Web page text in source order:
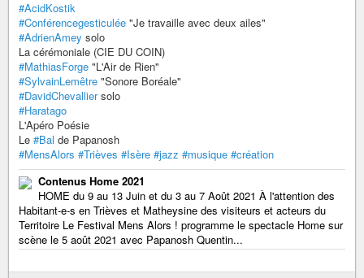
#AcidKostik
#Conférencegesticulée "Je travaille avec deux ailes"
#AdrienAmey solo
La cérémoniale (CIE DU COIN)
#MathiasForge "L'Air de Rien"
#SylvainLemêtre "Sonore Boréale"
#DavidChevalliersolo
#Haratago
L'Apéro Poésie
Le #Bal de Papanosh
#MensAlors #Trièves #Isère #jazz #musique #création
Contenus Home 2021
HOME du 9 au 13 Juin et du 3 au 7 Août 2021 À l'attention des
Habitant-e-s en Trièves et Matheysine des visiteurs et acteurs du
Territoire Le Festival Mens Alors ! programme le spectacle Home sur
scène le 5 août 2021 avec Papanosh Quentin...